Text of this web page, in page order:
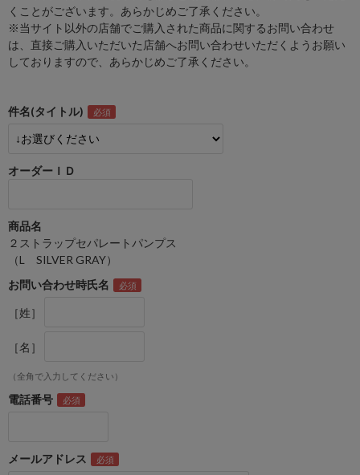
くことがございます。あらかじめご了承ください。
※当サイト以外の店舗でご購入された商品に関するお問い合わせ
は、直接ご購入いただいた店舗へお問い合わせいただくようお願い
しておりますので、あらかじめご了承ください。
件名(タイトル)
オーダーＩＤ
商品名
２ストラップセパレートパンプス
（L SILVER GRAY）
お問い合わせ時氏名
［姓］
［名］
（全角で入力してください）
電話番号
メールアドレス